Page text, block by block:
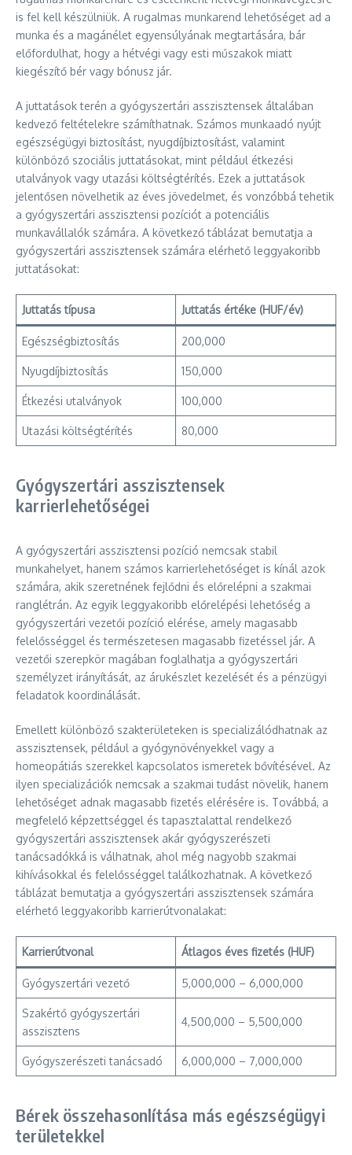
is fel kell készülniük. A rugalmas munkarend lehetőséget ad a
munka és a magánélet egyensúlyának megtartására, bár
előfordulhat, hogy a hétvégi vagy esti műszakok miatt
kiegészítő bér vagy bónusz jár.
A juttatások terén a gyógyszertári asszisztensek általában
kedvező feltételekre számíthatnak. Számos munkaadó nyújt
egészségügyi biztosítást, nyugdíjbiztosítást, valamint
különböző szociális juttatásokat, mint például étkezési
utalványok vagy utazási költségtérítés. Ezek a juttatások
jelentősen növelhetik az éves jövedelmet, és vonzóbbá tehetik
a gyógyszertári asszisztensi pozíciót a potenciális
munkavállalók számára. A következő táblázat bemutatja a
gyógyszertári asszisztensek számára elérhető leggyakoribb
juttatásokat:
Juttatás típusa Juttatás értéke (HUF/év)
Egészségbiztosítás 200,000
Nyugdíjbiztosítás 150,000
Étkezési utalványok 100,000
Utazási költségtérítés 80,000
Gyógyszertári asszisztensek
karrierlehetőségei
A gyógyszertári asszisztensi pozíció nemcsak stabil
munkahelyet, hanem számos karrierlehetőséget is kínál azok
számára, akik szeretnének fejlődni és előrelépni a szakmai
ranglétrán. Az egyik leggyakoribb előrelépési lehetőség a
gyógyszertári vezetői pozíció elérése, amely magasabb
felelősséggel és természetesen magasabb fizetéssel jár. A
vezetői szerepkör magában foglalhatja a gyógyszertári
személyzet irányítását, az árukészlet kezelését és a pénzügyi
feladatok koordinálását.
Emellett különböző szakterületeken is specializálódhatnak az
asszisztensek, például a gyógynövényekkel vagy a
homeopátiás szerekkel kapcsolatos ismeretek bővítésével. Az
ilyen specializációk nemcsak a szakmai tudást növelik, hanem
lehetőséget adnak magasabb fizetés elérésére is. Továbbá, a
megfelelő képzettséggel és tapasztalattal rendelkező
gyógyszertári asszisztensek akár gyógyszerészeti
tanácsadókká is válhatnak, ahol még nagyobb szakmai
kihívásokkal és felelősséggel találkozhatnak. A következő
táblázat bemutatja a gyógyszertári asszisztensek számára
elérhető leggyakoribb karrierútvonalakat:
Karrierútvonal Átlagos éves fizetés (HUF)
Gyógyszertári vezető 5,000,000 – 6,000,000
Szakértő gyógyszertári
asszisztens
4,500,000 – 5,500,000
Gyógyszerészeti tanácsadó 6,000,000 – 7,000,000
Bérek összehasonlítása más egészségügyi
területekkel